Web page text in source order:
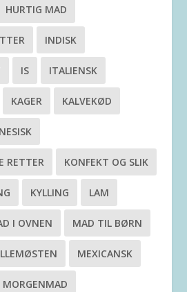
HURTIG MAD
INDISK
IS ITALIENSK
KAGER KALVEKØD
RETTER KONFEKT OG SLIK
KYLLING LAM
I OVNEN MAD TIL BØRN
MEXICANSK
MORGENMAD